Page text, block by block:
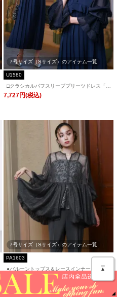
7号サイズ（Sサイズ）のアイテム一覧
U1580
□クラシカルパフスリーブプリーツドレス「U
1580」/ 結婚式・披露宴・二次会などお呼ば
7,727円(税込)
7号サイズ（Sサイズ）のアイテム一覧
PA1603
●バルーントップス＆レースインナー＆パンツ
3点セット「PA1603」/ フォーマルパーティ
ードレス・セレモニー・入学式(入園式)・卒業
式(卒園式)・結婚式・披露宴・二次会・同窓会
18,975円(税込)
▲